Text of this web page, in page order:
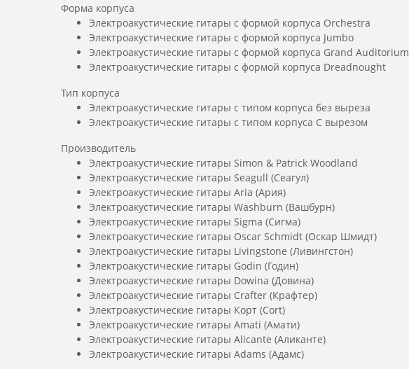
Форма корпуса
Электроакустические гитары с формой корпуса Orchestra
Электроакустические гитары с формой корпуса Jumbo
Электроакустические гитары с формой корпуса Grand Auditorium
Электроакустические гитары с формой корпуса Dreadnought
Тип корпуса
Электроакустические гитары с типом корпуса без выреза
Электроакустические гитары с типом корпуса С вырезом
Производитель
Электроакустические гитары Simon & Patrick Woodland
Электроакустические гитары Seagull (Сеагул)
Электроакустические гитары Aria (Ария)
Электроакустические гитары Washburn (Вашбурн)
Электроакустические гитары Sigma (Сигма)
Электроакустические гитары Oscar Schmidt (Оскар Шмидт)
Электроакустические гитары Livingstone (Ливингстон)
Электроакустические гитары Godin (Годин)
Электроакустические гитары Dowina (Довина)
Электроакустические гитары Crafter (Крафтер)
Электроакустические гитары Корт (Cort)
Электроакустические гитары Amati (Амати)
Электроакустические гитары Alicante (Аликанте)
Электроакустические гитары Adams (Адамс)